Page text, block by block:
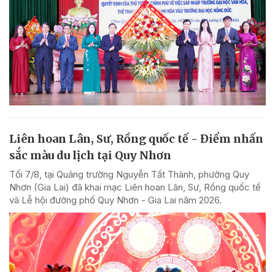
Liên hoan Lân, Sư, Rồng quốc tế - Điểm nhấn
sắc màu du lịch tại Quy Nhơn
Tối 7/8, tại Quảng trường Nguyễn Tất Thành, phường Quy
Nhơn (Gia Lai) đã khai mạc Liên hoan Lân, Sư, Rồng quốc tế
và Lễ hội đường phố Quy Nhơn - Gia Lai năm 2026.